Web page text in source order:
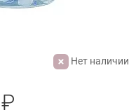
Нет наличии